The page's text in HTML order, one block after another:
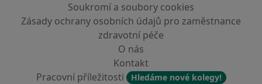
Soukromí a soubory cookies
Zásady ochrany osobních údajů pro zaměstnance
zdravotní péče
O nás
Kontakt
Pracovní příležitosti
Hledáme nové kolegy!